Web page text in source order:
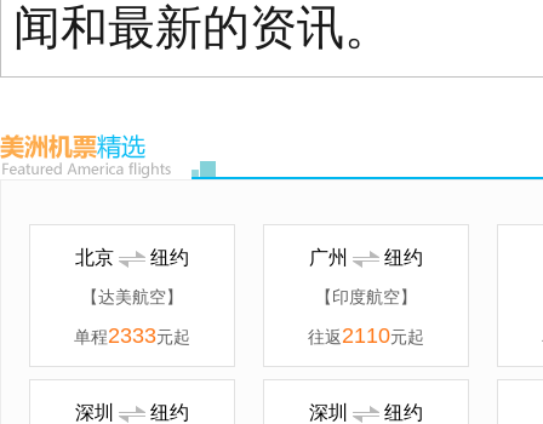
闻和最新的资讯。
北京 纽约
【达美航空】
单程2333元起
广州 纽约
【印度航空】
往返2110元起
深圳 纽约 深圳 纽约